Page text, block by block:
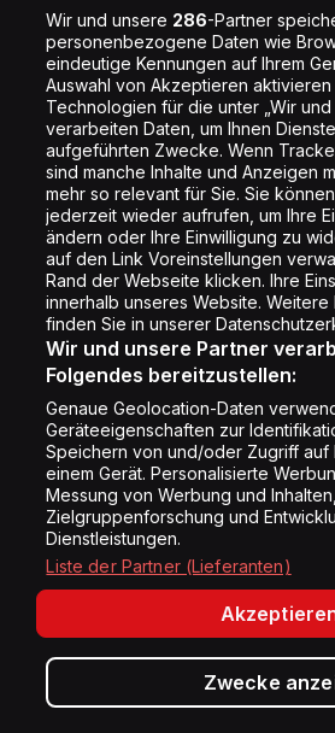
Folge uns
Copyright © Energy 2026
Jobs
Shop
Wir und unsere 286-Partner
personenbezogene Daten wie
eindeutige Kennungen auf Ihrem
Auswahl von Akzeptieren
Technologien für die unter „Wir
verarbeiten Daten, um Ihnen
aufgeführten Zwecke. Wenn
sind manche Inhalte und Anzeigen
mehr so relevant für Sie. Sie
jederzeit wieder aufrufen, um Ihre
ändern oder Ihre Einwilligung zu
auf den Link Voreinstellungen
Rand der Webseite klicken. Ihre
innerhalb unseres Website. Weitere
finden Sie in unserer
Wir und unsere Partner
Folgendes bereitzustellen:
Genaue Geolocation-Daten
Geräteeigenschaften zur
Speichern von und/oder Zugriff auf
einem Gerät. Personalisierte
Messung von Werbung und Inhalten,
Zielgruppenforschung und
Dienstleistungen.
Liste der Partner (Lieferanten)
Zwecke